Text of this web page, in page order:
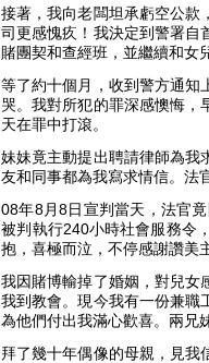
接著，我向老闆坦承虧空公款
司更感愧疚！我決定到警署自
賭團契和查經班，並繼續和女
等了約十個月，收到警方通知
哭。我對所犯的罪深感懊悔，
天在罪中打滾。
妹妹竟主動提出聘請律師為我
友和同事都為我寫求情信。法
08年8月8日宣判當天，法官
被判執行240小時社會服務令
抱，喜極而泣，不停感謝讚美
我因賭博輸掉了婚姻，對兒女
我到教會。現今我有一份兼職
為他們付出我滿心歡喜。兩兄
拜了幾十年偶像的母親，見我